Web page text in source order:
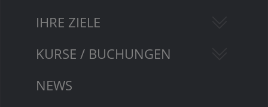
KURSE / BUCHUNGEN
IHRE ZIELE
NEWS